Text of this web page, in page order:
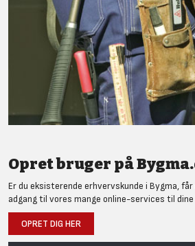
Opret bruger på
Er du eksisterende erhvervskunde i Bygma,
adgang til vores mange online-services til
OPRET DIG HER